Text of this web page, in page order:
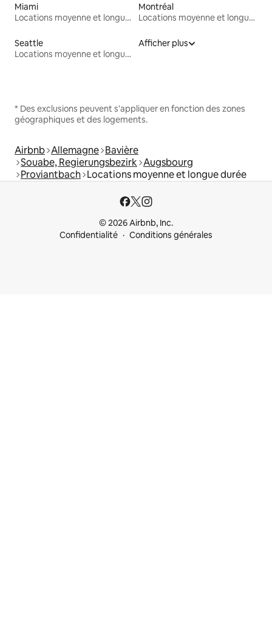
Miami
Locations moyenne et longue durée
Montréal
Locations moyenne et longue durée
Seattle
Locations moyenne et longue durée
Afficher plus
* Des exclusions peuvent s'appliquer en fonction des zones
géographiques et des logements.
Airbnb Allemagne Bavière
Souabe, Regierungsbezirk Augsbourg
Proviantbach Locations moyenne et longue durée
© 2026 Airbnb, Inc.
Confidentialité
Conditions générales